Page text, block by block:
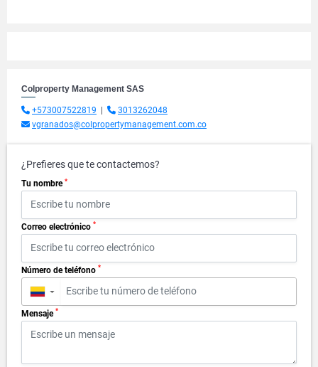
Colproperty Management SAS
+573007522819
3013262048
vgranados@colpropertymanagement.com.co
¿Prefieres que te contactemos?
Tu nombre *
Correo electrónico *
Número de teléfono *
▼
Mensaje *